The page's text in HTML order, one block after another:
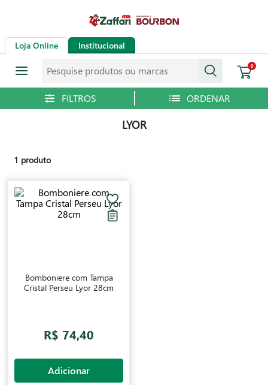
Loja Online Institucional
0
LYOR
1 produto
Bomboniere com Tampa
Cristal Perseu Lyor 28cm
R$ 74,40
Adicionar